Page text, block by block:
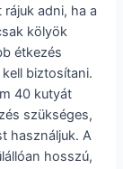
adni, ha a
kölyök
étkezés
biztosítani.
40 kutyát
szükséges,
használjuk. A
hosszú,